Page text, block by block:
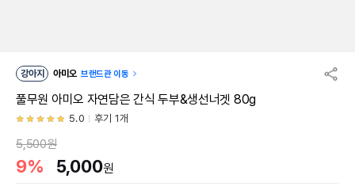
강아지 아미오 브랜드관 이동
풀무원 아미오 자연담은 간식 두부&생선너겟 80g
5.0 후기 1개
5,500원
9% 5,000원